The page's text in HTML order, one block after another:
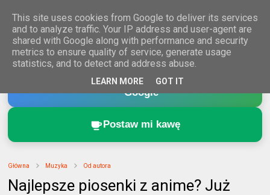
Dodaj Animeholik.pl do ulubionych źródeł w
Google
Postaw mi kawę
Główna Muzyka Od autora
Najlepsze piosenki z anime? Już
This site uses cookies from Google to deliver its services
and to analyze traffic. Your IP address and user-agent are
shared with Google along with performance and security
metrics to ensure quality of service, generate usage
statistics, and to detect and address abuse.
LEARN MORE GOT IT